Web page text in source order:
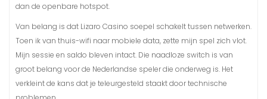
dan de openbare hotspot.
Van belang is dat Lizaro Casino soepel schakelt tussen netwerken.
Toen ik van thuis-wifi naar mobiele data, zette mijn spel zich vlot.
Mijn sessie en saldo bleven intact. Die naadloze switch is van
groot belang voor de Nederlandse speler die onderweg is. Het
verkleint de kans dat je teleurgesteld staakt door technische